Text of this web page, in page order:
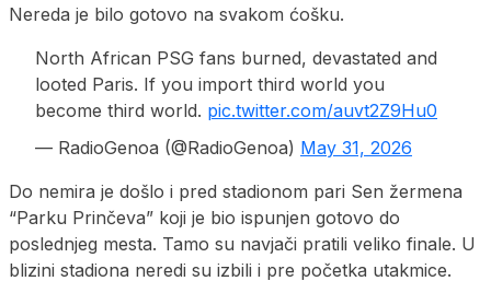
Nereda je bilo gotovo na svakom ćošku.
North African PSG fans burned, devastated and
looted Paris. If you import third world you
become third world. pic.twitter.com/auvt2Z9Hu0
— RadioGenoa (@RadioGenoa) May 31, 2026
Do nemira je došlo i pred stadionom pari Sen žermena
“Parku Prinčeva” koji je bio ispunjen gotovo do
poslednjeg mesta. Tamo su navjači pratili veliko finale. U
blizini stadiona neredi su izbili i pre početka utakmice.